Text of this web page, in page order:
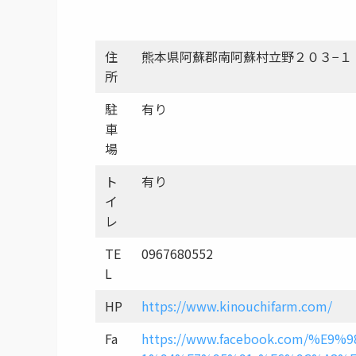
住
所
熊本県阿蘇郡南阿蘇村立野２０３−１
駐
車
場
有り
ト
イ
レ
有り
TE
L
0967680552
HP
https://www.kinouchifarm.com/
Fa
https://www.facebook.com/